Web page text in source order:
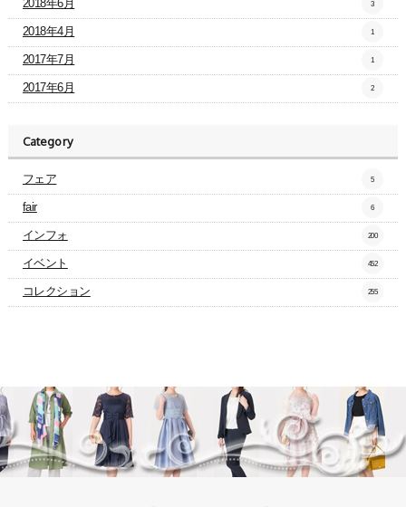
2018年6月 3
2018年4月 1
2017年7月 1
2017年6月 2
Category
フェア 5
fair 6
インフォ 200
イベント 452
コレクション 255